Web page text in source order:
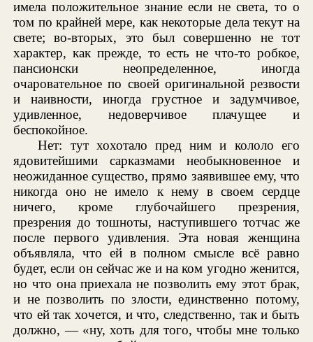
имела положительное знание если не света, то о
том по крайней мере, как некоторые дела текут на
свете; во-вторых, это был совершенно не тот
характер, как прежде, то есть не что-то робкое,
пансионски неопределенное, иногда
очаровательное по своей оригинальной резвости
и наивности, иногда грустное и задумчивое,
удивленное, недоверчивое плачущее и
беспокойное.
Нет: тут хохотало пред ним и кололо его
ядовитейшими сарказмами необыкновенное и
неожиданное существо, прямо заявившее ему, что
никогда оно не имело к нему в своем сердце
ничего, кроме глубочайшего презрения,
презрения до тошноты, наступившего тотчас же
после первого удивления. Эта новая женщина
объявляла, что ей в полном смысле всё равно
будет, если он сейчас же и на ком угодно женится,
но что она приехала не позволить ему этот брак,
и не позволить по злости, единственно потому,
что ей так хочется, и что, следственно, так и быть
должно, — «ну, хоть для того, чтобы мне только